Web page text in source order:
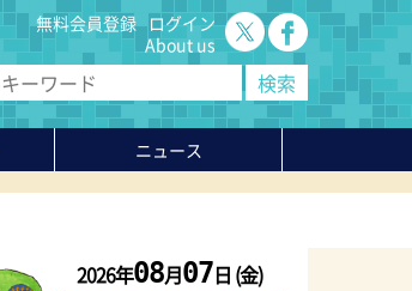
無料会員登録 ログイン
About us
ニュース
2026年08月07日 (金)